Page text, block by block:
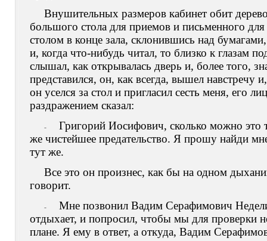
Внушительных размеров кабинет обит
большого стола для приемов и письменного
столом в конце зала, склонившись над
и, когда что-нибудь читал, то близко к глазам
слышал, как открывалась дверь и, более того,
представился, он, как всегда, вышел
он уселся за стол и пригласил сесть меня, его
раздражением сказал:
-
Григорий Иосифович, сколько можно это
же чистейшее предательство. Я прошу найди
тут же.
Все это он произнес, как бы на одном
говорит.
-
Мне позвонил Вадим Серафимович
отдыхает, и попросил, чтобы мы для проверки
плане. Я ему в ответ, а откуда, Вадим